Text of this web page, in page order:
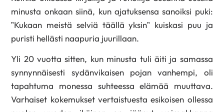
minusta onkaan siinä, kun ajatuksensa sanoiksi puki:
”Kukaan meistä selviä täällä yksin” kuiskasi puu ja
puristi hellästi naapuria juurillaan.
Yli 20 vuotta sitten, kun minusta tuli äiti ja samassa
synnynnäisesti sydänvikaisen pojan vanhempi, oli
tapahtuma monessa suhteessa elämää muuttava.
Varhaiset kokemukset vertaistuesta esikoisen ollessa